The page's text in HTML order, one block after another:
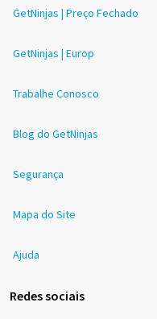
GetNinjas | Preço Fechado
GetNinjas | Europ
Trabalhe Conosco
Blog do GetNinjas
Segurança
Mapa do Site
Ajuda
Redes sociais